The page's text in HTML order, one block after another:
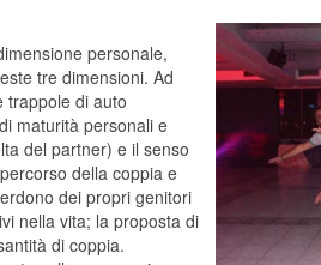
personale,
tre dimensioni. Ad
trappole di auto
maturità personali e
del partner) e il senso
della coppia e
dei propri genitori
nella vita; la proposta di
di coppia.